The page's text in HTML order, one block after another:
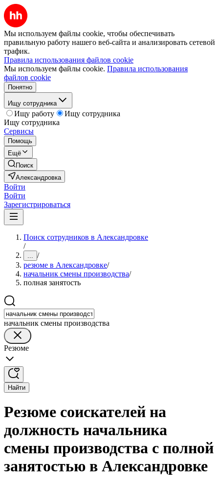
Мы используем файлы cookie, чтобы обеспечивать
правильную работу нашего веб-сайта и анализировать сетевой
трафик.
Правила использования файлов cookie
Мы используем файлы cookie. Правила использования
файлов cookie
Понятно
Ищу сотрудника
Ищу работу
Ищу сотрудника
Ищу сотрудника
Сервисы
Помощь
Ещё
Поиск
Александровка
Войти
Войти
Зарегистрироваться
Поиск сотрудников в Александровке
/
... /
резюме в Александровке/
начальник смены производства/
полная занятость
начальник смены производства
Резюме
Найти
Резюме соискателей на
должность начальника
смены производства с полной
занятостью в Александровке